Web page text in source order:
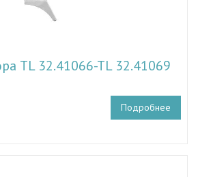
TL 32.41066-TL 32.41069
Подробнее